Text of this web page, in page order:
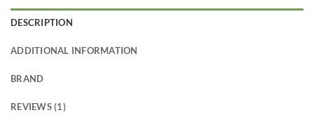
DESCRIPTION
ADDITIONAL INFORMATION
BRAND
REVIEWS (1)